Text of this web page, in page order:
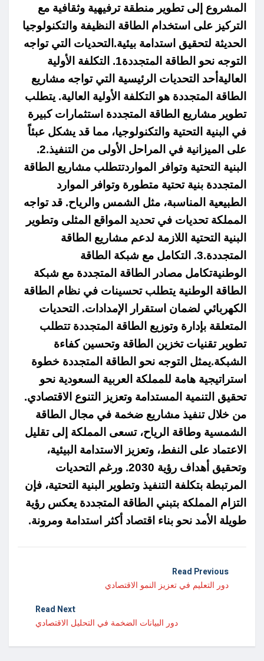
المشروع إلى تطوير منطقة ترفيهية وثقافية مع
التركيز على استخدام الطاقة النظيفة والتكنولوجيا
الحديثة لتحقيق استدامة بيئية.التحديات التي تواجه
التوجه نحو الطاقة المتجددة1. التكلفة الأولية
العاليةأحد التحديات الرئيسية التي تواجه مشاريع
الطاقة المتجددة هو التكلفة الأولية العالية. يتطلب
تطوير مشاريع الطاقة المتجددة استثمارات كبيرة
في البنية التحتية والتكنولوجيا، مما قد يشكل عبئاً
على الميزانية في المراحل الأولى من التنفيذ.2.
البنية التحتية وتوافر المواردتتطلب مشاريع الطاقة
المتجددة بنية تحتية متطورة وتوافر الموارد
الطبيعية المناسبة، مثل الشمس والرياح. قد تواجه
المملكة تحديات في تحديد المواقع المثلى وتطوير
البنية التحتية اللازمة لدعم مشاريع الطاقة
المتجددة.3. التكامل مع شبكة الطاقة
الوطنيةتكامل مصادر الطاقة المتجددة مع شبكة
الطاقة الوطنية يتطلب تحسينات في نظام الطاقة
الكهربائي لضمان استقرار الإمدادات. التحديات
المتعلقة بإدارة وتوزيع الطاقة المتجددة تتطلب
تطوير تقنيات تخزين الطاقة وتحسين كفاءة
الشبكة.يمثل التوجه نحو الطاقة المتجددة خطوة
استراتيجية هامة للمملكة العربية السعودية نحو
تحقيق التنمية المستدامة وتعزيز التنوع الاقتصادي.
من خلال تنفيذ مشاريع ضخمة في مجال الطاقة
الشمسية وطاقة الرياح، تسعى المملكة إلى تقليل
الاعتماد على النفط، وتعزيز الاستدامة البيئية،
وتحقيق أهداف رؤية 2030. ورغم التحديات
المرتبطة بتكلفة التنفيذ وتطوير البنية التحتية، فإن
التزام المملكة بتبني الطاقة المتجددة يعكس رؤية
طويلة الأمد نحو بناء اقتصاد أكثر استدامة ومرونة.
Read Previous
دور التعليم في تعزيز النمو الاقتصادي
Read Next
دور البيانات الضخمة في التحليل الاقتصادي